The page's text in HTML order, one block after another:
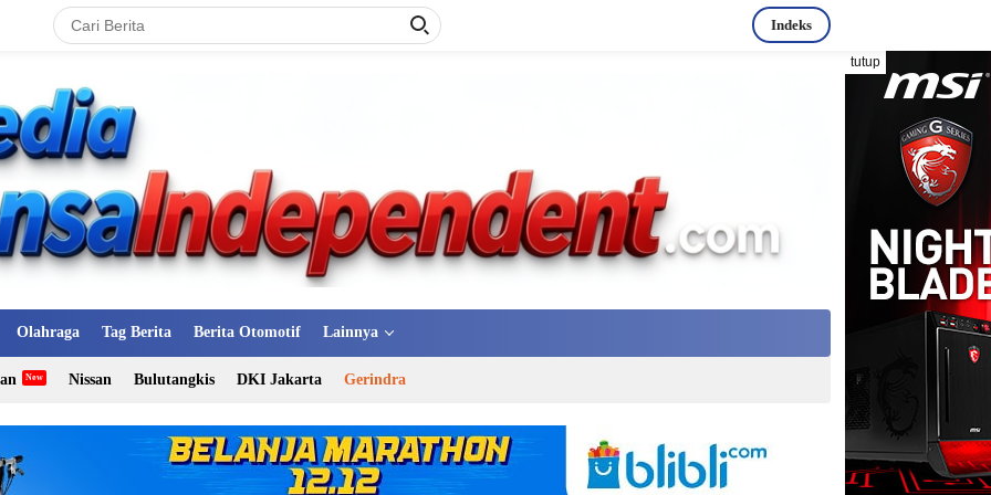
Indeks
tutup
Olahraga Tag Berita Berita Otomotif Lainnya
Nissan Bulutangkis DKI Jakarta Gerindra